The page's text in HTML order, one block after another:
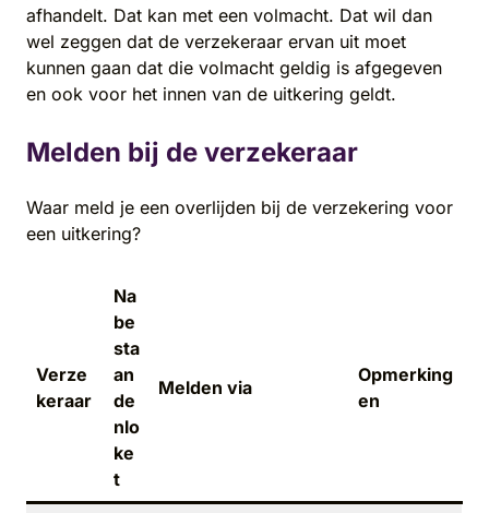
afhandelt. Dat kan met een volmacht. Dat wil dan
wel zeggen dat de verzekeraar ervan uit moet
kunnen gaan dat die volmacht geldig is afgegeven
en ook voor het innen van de uitkering geldt.
Melden bij de verzekeraar
Waar meld je een overlijden bij de verzekering voor
een uitkering?
Verze
keraar
Na
be
sta
an
de
nlo
ke
t
Melden via
Opmerking
en